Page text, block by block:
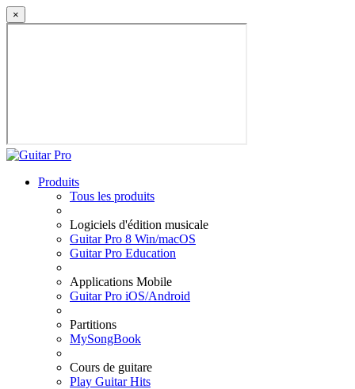
×
Produits
Tous les produits
Logiciels d'édition musicale
Guitar Pro 8 Win/macOS
Guitar Pro Education
Applications Mobile
Guitar Pro iOS/Android
Partitions
MySongBook
Cours de guitare
Play Guitar Hits